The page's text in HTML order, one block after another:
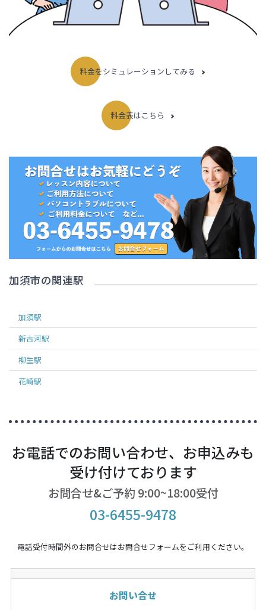
料金をシミュレーションしてみる
料金表はこちら
加須市の関連駅
加須駅
新古河駅
柳生駅
花崎駅
お電話でのお問い合わせ、お申込みも
受け付けております
お問合せ&ご予約 9:00~18:00受付
03-6455-9478
電話受付時間外のお問合せはお問合せフォームをご利用ください。
お問い合せ